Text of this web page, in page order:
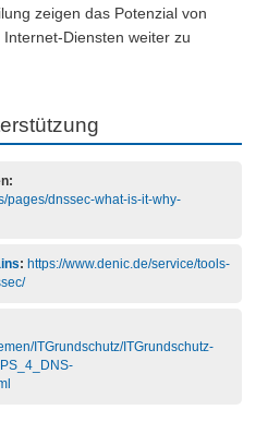
zeigen das Potenzial von
Diensten weiter zu
pages/dnssec-what-is-it-why-
: https://www.denic.de/service/tools-
ITGrundschutz/ITGrundschutz-